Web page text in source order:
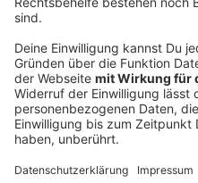
Mehr
powered by
FAST BOY feat. RAF -
Anzeige